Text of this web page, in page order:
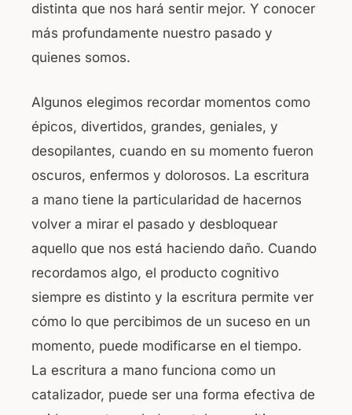
distinta que nos hará sentir mejor. Y conocer
más profundamente nuestro pasado y
quienes somos.
Algunos elegimos recordar momentos como
épicos, divertidos, grandes, geniales, y
desopilantes, cuando en su momento fueron
oscuros, enfermos y dolorosos. La escritura
a mano tiene la particularidad de hacernos
volver a mirar el pasado y desbloquear
aquello que nos está haciendo daño. Cuando
recordamos algo, el producto cognitivo
siempre es distinto y la escritura permite ver
cómo lo que percibimos de un suceso en un
momento, puede modificarse en el tiempo.
La escritura a mano funciona como un
catalizador, puede ser una forma efectiva de